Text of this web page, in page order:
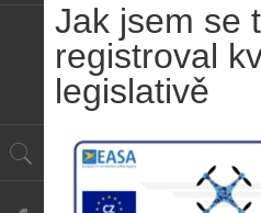
Jak jsem se
registroval
legislativě